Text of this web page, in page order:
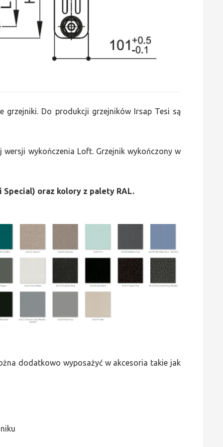
grzejniki. Do produkcji grzejników Irsap Tesi są
wykończenia Loft. Grzejnik wykończony w
oraz kolory z palety RAL.
dodatkowo wyposażyć w akcesoria takie jak